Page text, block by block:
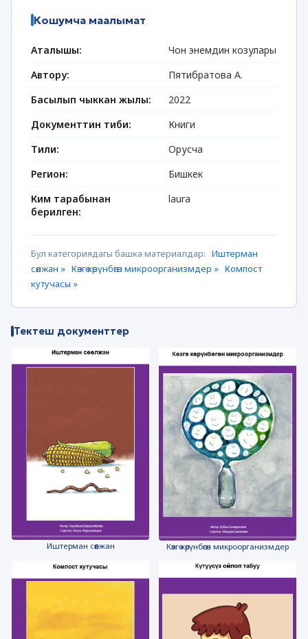
Кошумча маалымат
Аталышы:
Чон энемдин козулары
Автору:
Пятибратова А.
Басылып чыккан жылы:
2022
Документтин тиби:
Книги
Тили:
Орусча
Регион:
Бишкек
Ким тарабынан
берилген:
laura
Бул категориядагы башка материалдар: Иштерман
сөөлжан » Көзгө көрүнбөгөн микроорганизмдер » Компост
кутучасы »
Тектеш документтер
Иштерман сөөлжан Көзгө көрүнбөгөн микроорганизмдер